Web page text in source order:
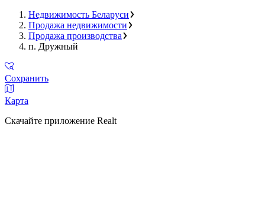
Недвижимость Беларуси
Продажа недвижимости
Продажа производства
п. Дружный
Сохранить
Карта
Скачайте приложение Realt